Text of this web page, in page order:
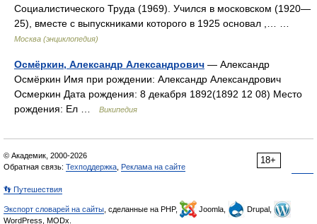
Социалистического Труда (1969). Учился в московском (1920—
25), вместе с выпускниками которого в 1925 основал ,… …
Москва (энциклопедия)
Осмёркин, Александр Александрович — Александр
Осмёркин Имя при рождении: Александр Александрович
Осмеркин Дата рождения: 8 декабря 1892(1892 12 08) Место
рождения: Ел …
Википедия
18+
© Академик, 2000-2026
Обратная связь: Техподдержка Реклама на сайте
👣 Путешествия
Экспорт словарей на сайты , сделанные на PHP, Joomla,
Drupal,
WordPress, MODx.